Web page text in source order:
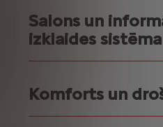
Salons un
izklaides sistēma
Komforts un